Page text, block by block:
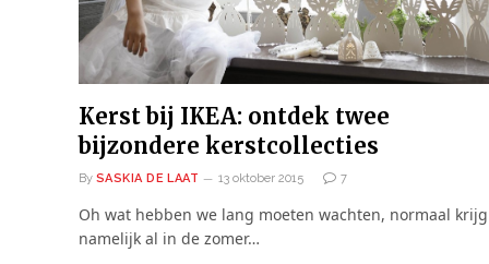
Kerst bij IKEA: ontdek twee
bijzondere kerstcollecties
By SASKIA DE LAAT 13 oktober 2015 7
Oh wat hebben we lang moeten wachten, normaal
namelijk al in de zomer…